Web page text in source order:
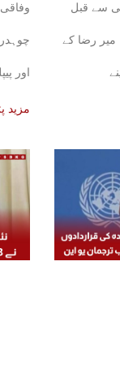
سے قبل
رضا کے
اور
مزید